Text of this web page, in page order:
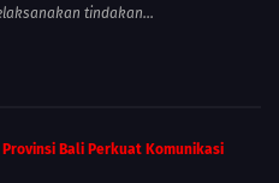
tindakan...
Bali Perkuat Komunikasi